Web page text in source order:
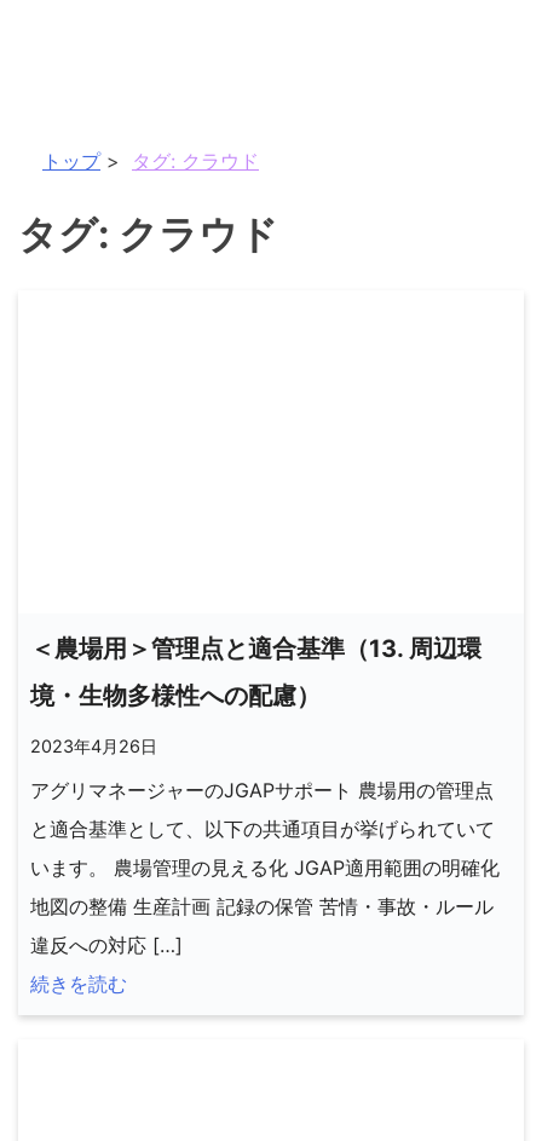
トップ タグ: クラウド
タグ: クラウド
＜農場用＞管理点と適合基準（13. 周辺環
境・生物多様性への配慮）
2023年4月26日
アグリマネージャーのJGAPサポート 農場用の管理点
と適合基準として、以下の共通項目が挙げられていて
います。 農場管理の見える化 JGAP適用範囲の明確化
地図の整備 生産計画 記録の保管 苦情・事故・ルール
違反への対応 […]
続きを読む